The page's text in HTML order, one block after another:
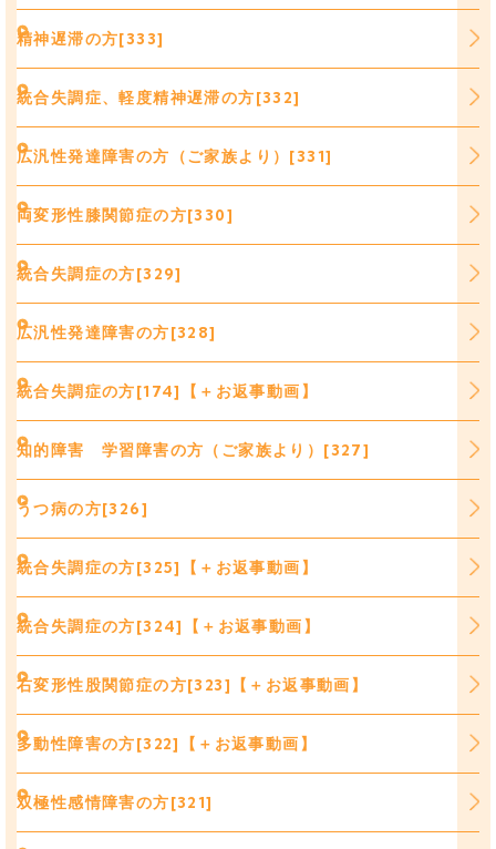
精神遅滞の方[333]
統合失調症、軽度精神遅滞の方[332]
広汎性発達障害の方（ご家族より）[331]
両変形性膝関節症の方[330]
統合失調症の方[329]
広汎性発達障害の方[328]
統合失調症の方[174]【＋お返事動画】
知的障害 学習障害の方（ご家族より）[327]
うつ病の方[326]
統合失調症の方[325]【＋お返事動画】
統合失調症の方[324]【＋お返事動画】
右変形性股関節症の方[323]【＋お返事動画】
多動性障害の方[322]【＋お返事動画】
双極性感情障害の方[321]